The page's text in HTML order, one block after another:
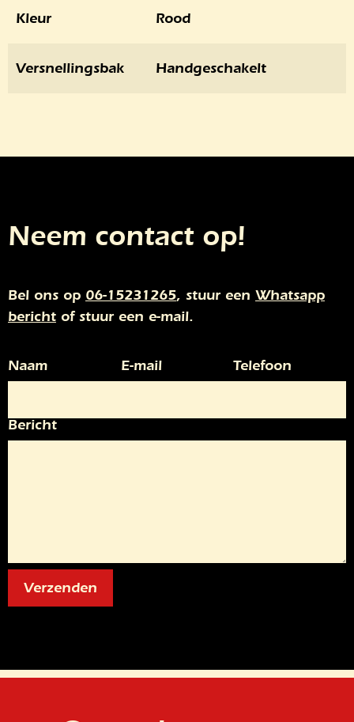
Kleur Rood
Versnellingsbak Handgeschakelt
Neem contact op!
Bel ons op 06-15231265, stuur een Whatsapp
bericht of stuur een e-mail.
Naam E-mail Telefoon
Bericht